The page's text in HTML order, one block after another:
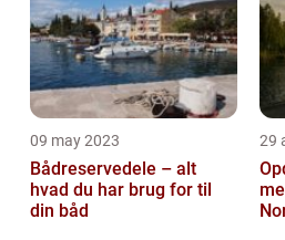
09 may 2023
Bådreservedele – alt
hvad du har brug for til
din båd
29